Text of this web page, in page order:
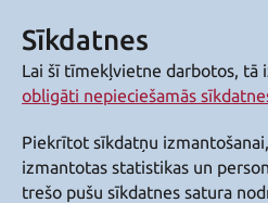
Sīkdatnes
Lai šī tīmekļvietne darbotos, tā
obligāti nepieciešamās
Piekrītot sīkdatņu
izmantotas statistikas un
trešo pušu sīkdatnes satura